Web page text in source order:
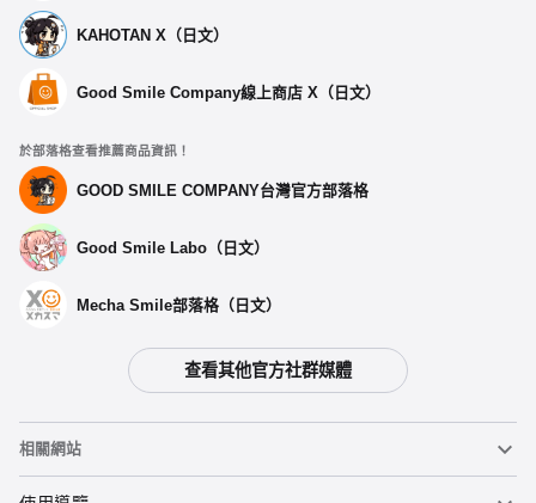
KAHOTAN X（日文）
Good Smile Company線上商店 X（日文）
於部落格查看推薦商品資訊！
GOOD SMILE COMPANY台灣官方部落格
Good Smile Labo（日文）
Mecha Smile部落格（日文）
查看其他官方社群媒體
相關網站